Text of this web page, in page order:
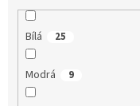
Bílá 25
Modrá 9